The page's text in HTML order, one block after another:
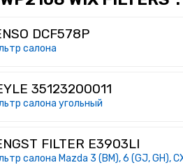
DCF578P
салона
35123200011
салона угольный
FILTER E3903LI
салона Mazda 3 (BM), 6 (GJ, GH),